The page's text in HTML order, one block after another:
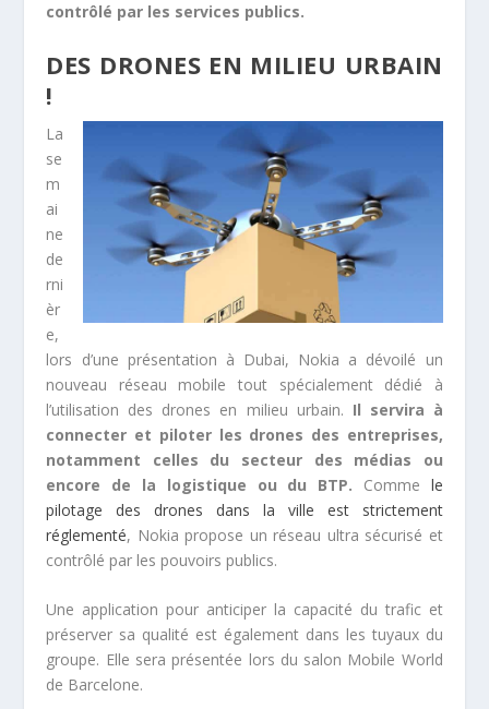
contrôlé par les services publics.
DES DRONES EN MILIEU URBAIN
!
La
se
m
ai
ne
de
rni
èr
e,
lors d’une présentation à Dubai, Nokia a dévoilé un
nouveau réseau mobile tout spécialement dédié à
l’utilisation des drones en milieu urbain. Il servira à
connecter et piloter les drones des entreprises,
notamment celles du secteur des médias ou
encore de la logistique ou du BTP. Comme le
pilotage des drones dans la ville est strictement
réglementé, Nokia propose un réseau ultra sécurisé et
contrôlé par les pouvoirs publics.
Une application pour anticiper la capacité du trafic et
préserver sa qualité est également dans les tuyaux du
groupe. Elle sera présentée lors du salon Mobile World
de Barcelone.